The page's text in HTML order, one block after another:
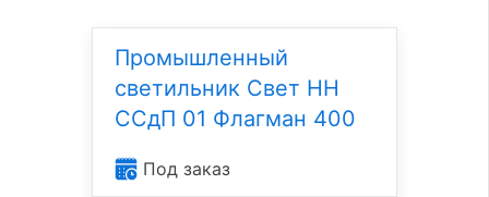
Промышленный
светильник Свет НН
ССдП 01 Флагман 400
Под заказ